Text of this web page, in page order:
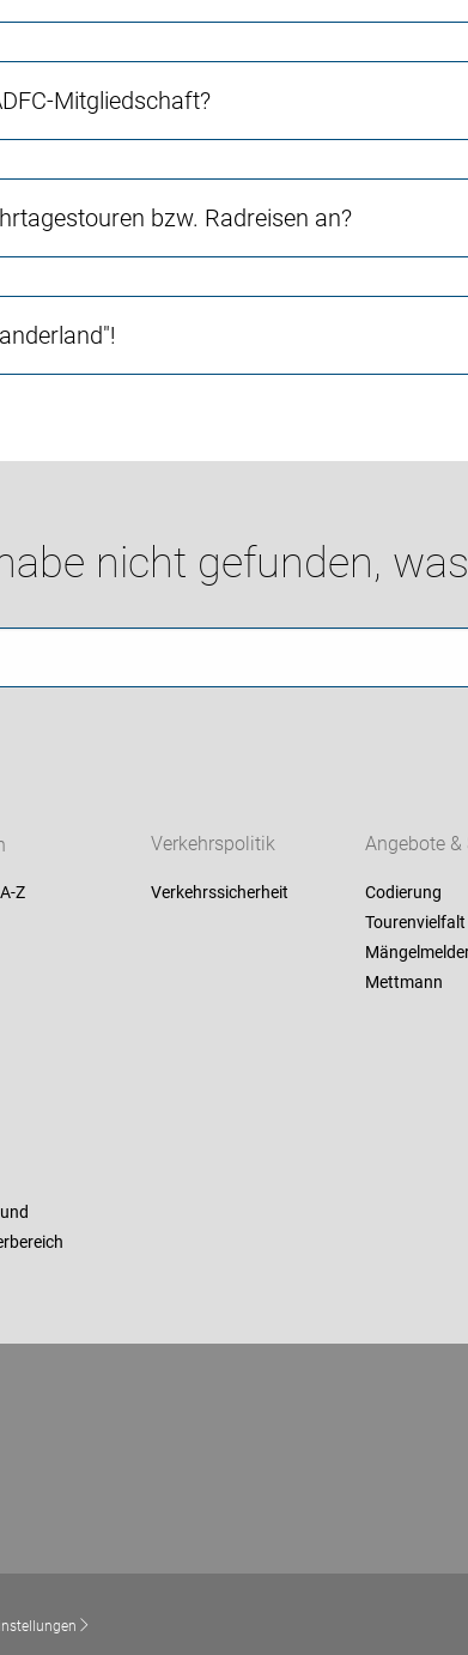
Mitgliedschaft?
bzw. Radreisen an?
nicht gefunden,
Z
Verkehrspolitik
Verkehrssicherheit
Angebote &
Codierung
Tourenvielfalt
Mettmann